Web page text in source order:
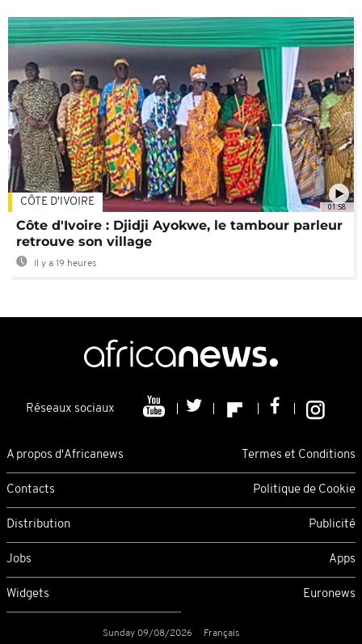
01:58
CÔTE D'IVOIRE
Côte d'Ivoire : Djidji Ayokwe, le tambour parleur
retrouve son village
Il y a 19 heures
Réseaux sociaux
A propos d'Africanews Termes et Conditions
Contacts Politique de Cookie
Distribution Publicité
Jobs Apps
Widgets Euronews
Sunday 09/08/2026